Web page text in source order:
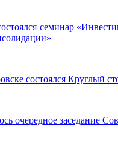
семинар
состоялся Круглый
очередное